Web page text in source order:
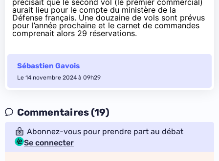
aurait lieu pour le compte du ministère de la
Défense français. Une douzaine de vols sont prévus
pour l’année prochaine et le carnet de commandes
comprenait alors 29 réservations.
Sébastien Gavois
Le 14 novembre 2024 à 09h29
Commentaires (19)
Abonnez-vous pour prendre part au débat
Se connecter